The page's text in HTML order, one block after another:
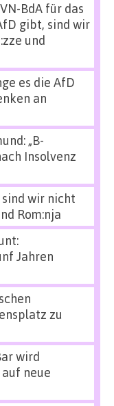
BdA für das
gibt, sind wir
und
es die AfD
an
„B-
Insolvenz
sind wir nicht
Rom:nja
Jahren
zu
wird
neue